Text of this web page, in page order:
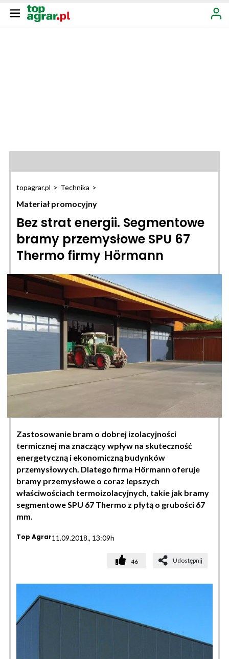
topagrar.pl > Technika >
Materiał promocyjny
Bez strat energii. Segmentowe
bramy przemysłowe SPU 67
Thermo firmy Hörmann
Zastosowanie bram o dobrej izolacyjności
termicznej ma znaczący wpływ na skuteczność
energetyczną i ekonomiczną budynków
przemysłowych. Dlatego firma Hörmann oferuje
bramy przemysłowe o coraz lepszych
właściwościach termoizolacyjnych, takie jak bramy
segmentowe SPU 67 Thermo z płytą o grubości 67
mm.
Top Agrar11.09.2018., 13:09h
46 Udostępnij